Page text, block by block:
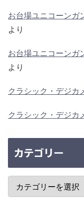
お台場ユニコーンガ
より
お台場ユニコーンガ
より
クラシック・デジカ
クラシック・デジカ
カテゴリー